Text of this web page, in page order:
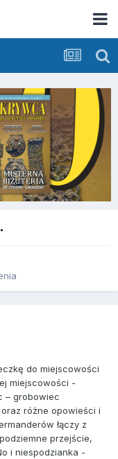
do miejscowości
miejscowości -
– grobowiec
różne opowieści i
łączy z
przejście,
i niespodzianka -